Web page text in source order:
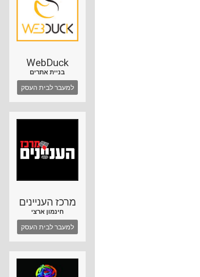
WebDuck
בניית אתרים
למעבר לבית העסק
מרכז העניינים
חינמון ארצי
למעבר לבית העסק